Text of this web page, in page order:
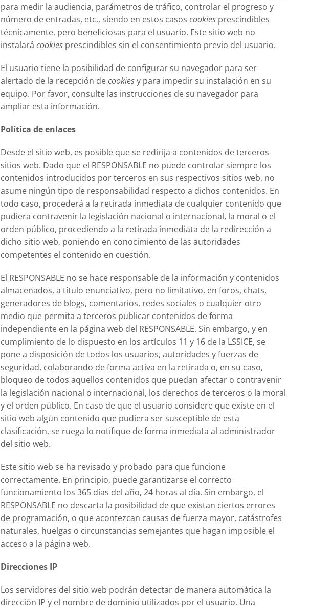
para medir la audiencia, parámetros de tráfico, controlar el progreso y
número de entradas, etc., siendo en estos casos cookies prescindibles
técnicamente, pero beneficiosas para el usuario. Este sitio web no
instalará cookies prescindibles sin el consentimiento previo del usuario.
El usuario tiene la posibilidad de configurar su navegador para ser
alertado de la recepción decookiesy para impedir su instalación en su
equipo. Por favor, consulte las instrucciones de su navegador para
ampliar esta información.
Política de enlaces
Desde el sitio web, es posible que se redirija a contenidos de terceros
sitios web. Dado que el RESPONSABLE no puede controlar siempre los
contenidos introducidos por terceros en sus respectivos sitios web, no
asume ningún tipo de responsabilidad respecto a dichos contenidos. En
todo caso, procederá a la retirada inmediata de cualquier contenido que
pudiera contravenir la legislación nacional o internacional, la moral o el
orden público, procediendo a la retirada inmediata de la redirección a
dicho sitio web, poniendo en conocimiento de las autoridades
competentes el contenido en cuestión.
El RESPONSABLE no se hace responsable de la información y contenidos
almacenados, a título enunciativo, pero no limitativo, en foros, chats,
generadores de blogs, comentarios, redes sociales o cualquier otro
medio que permita a terceros publicar contenidos de forma
independiente en la página web del RESPONSABLE. Sin embargo, y en
cumplimiento de lo dispuesto en los artículos 11 y 16 de la LSSICE, se
pone a disposición de todos los usuarios, autoridades y fuerzas de
seguridad, colaborando de forma activa en la retirada o, en su caso,
bloqueo de todos aquellos contenidos que puedan afectar o contravenir
la legislación nacional o internacional, los derechos de terceros o la moral
y el orden público. En caso de que el usuario considere que existe en el
sitio web algún contenido que pudiera ser susceptible de esta
clasificación, se ruega lo notifique de forma inmediata al administrador
del sitio web.
Este sitio web se ha revisado y probado para que funcione
correctamente. En principio, puede garantizarse el correcto
funcionamiento los 365 días del año, 24 horas al día. Sin embargo, el
RESPONSABLE no descarta la posibilidad de que existan ciertos errores
de programación, o que acontezcan causas de fuerza mayor, catástrofes
naturales, huelgas o circunstancias semejantes que hagan imposible el
acceso a la página web.
Direcciones IP
Los servidores del sitio web podrán detectar de manera automática la
dirección IP y el nombre de dominio utilizados por el usuario. Una